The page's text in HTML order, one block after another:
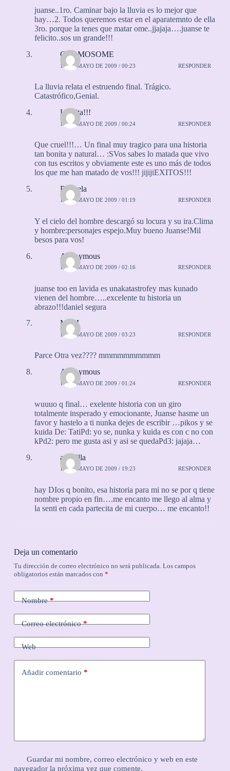
juanse..1ro. Caminar bajo la lluvia es lo mejor que
hay…2. Todos queremos estar en el aparatemnto de ella
3ro. porque la tenes que matar ome..jjajaja….juanse te
felicito..sos un grande!!!
CROMOSOME
16 DE MAYO DE 2009 / 00:23 RESPONDER
La lluvia relata el estruendo final. Trágico.
Catastrófico,Genial.
Laurita!!!
16 DE MAYO DE 2009 / 00:24 RESPONDER
Que cruel!!!… Un final muy tragico para una historia
tan bonita y natural… :SVos sabes lo matada que vivo
con tus escritos y obviamente este es uno más de todos
los que me han matado de vos!!! jijijiEXITOS!!!
Rayuela
16 DE MAYO DE 2009 / 01:19 RESPONDER
Y el cielo del hombre descargó su locura y su ira.Clima
y hombre:personajes espejo.Muy bueno Juanse!Mil
besos para vos!
Anonymous
16 DE MAYO DE 2009 / 02:16 RESPONDER
juanse too en lavida es unakatastrofey mas kunado
vienen del hombre…..excelente tu historia un
abrazo!!!daniel segura
M+M
16 DE MAYO DE 2009 / 03:23 RESPONDER
Parce Otra vez???? mmmmmmmmmm
Anonymous
18 DE MAYO DE 2009 / 01:24 RESPONDER
wuuuo q final… exelente historia con un giro
totalmente insperado y emocionante, Juanse hasme un
favor y hastelo a ti nunka dejes de escribir …pikos y se
kuida De: TatiPd: yo se, nunka y kuida es con c no con
kPd2: pero me gusta asi y asi se quedaPd3: jajaja…
amarilla
18 DE MAYO DE 2009 / 19:23 RESPONDER
hay DIos q bonito, esa historia para mi no se por q tiene
nombre propio en fin….me encanto me llego al alma y
la senti en cada partecita de mi cuerpo… me encanto!!
Deja un comentario
Tu dirección de correo electrónico no será publicada. Los campos
obligatorios están marcados con *
Nombre*
Correo electrónico*
Web
Añadir comentario *
Guardar mi nombre, correo electrónico y web en este
navegador la próxima vez que comente.